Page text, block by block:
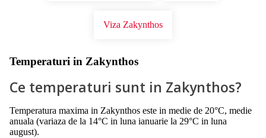
Viza Zakynthos
Temperaturi in Zakynthos
Ce temperaturi sunt in Zakynthos?
Temperatura maxima in Zakynthos este in medie de 20°C, medie
anuala (variaza de la 14°C in luna ianuarie la 29°C in luna
august).